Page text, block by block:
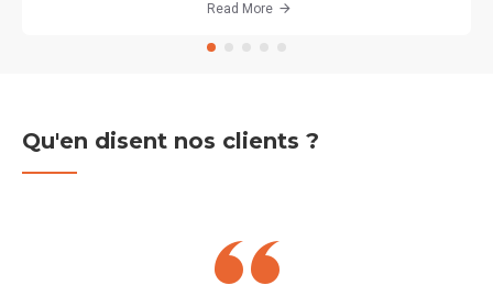
Read More
Qu'en disent nos clients ?